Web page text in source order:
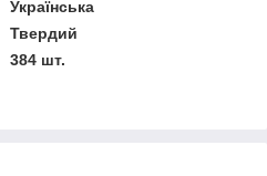
Українська
Твердий
384 шт.